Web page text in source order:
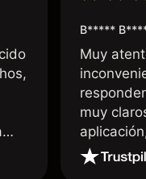
mi
B*****
Muy
muy